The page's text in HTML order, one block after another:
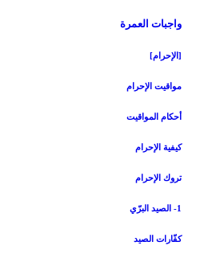
واجبات العمرة
[الإحرام‏]
مواقيت الإحرام‏
أحكام المواقيت‏
كيفية الإحرام‏
تروك الإحرام‏
1- الصيد البرّي
كفّارات الصيد